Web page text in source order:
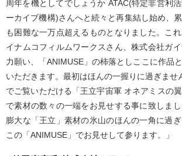
周年を機としてでしょうか ATAC(特定非営利
ーカイブ機構)さんへと続々と再集結し始め、
も困難な一万点超えるものとなりました。こ
イナムコフィルムワークスさん、株式会社ガ
力願い、「ANIMUSE」の柿落としここに作品
いただきます。最初はほんの一握りに過ぎませ
でご覧いただける「王立宇宙軍 オネアミスの
で素材の数々の一端をお見せする事に致しま
膨大な「王立」素材の氷山のほんの一角に過
この「ANIMUSE」でお見せして参ります。」